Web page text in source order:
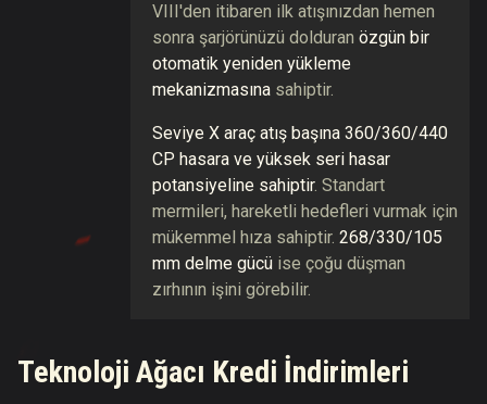
VIII'den itibaren ilk atışınızdan hemen
sonra şarjörünüzü dolduran özgün bir
otomatik yeniden yükleme
mekanizmasına sahiptir.
Seviye X araç atış başına 360/360/440
CP hasara ve yüksek seri hasar
potansiyeline sahiptir. Standart
mermileri, hareketli hedefleri vurmak için
mükemmel hıza sahiptir. 268/330/105
mm delme gücü ise çoğu düşman
zırhının işini görebilir.
Teknoloji Ağacı Kredi İndirimleri